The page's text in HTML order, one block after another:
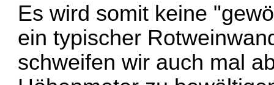
Es wird somit keine
ein typischer
schweifen wir auch mal